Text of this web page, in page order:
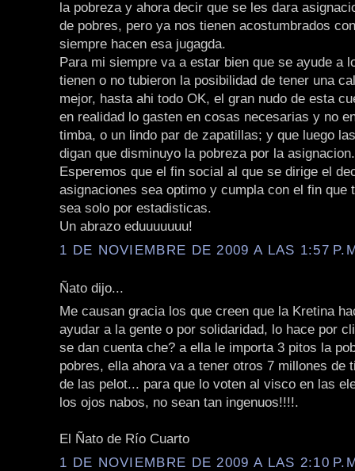
la pobreza y ahora decir que se les dara
de pobres, pero ya nos tienen acostumbrados
siempre hacen esa jugagda.
Para mi siempre va a estar bien que se ayude a
tienen o no tubieron la posibilidad de tener una
mejor, hasta ahi todo OK, el gran nudo de esta
en realidad lo gasten en cosas necesarias y no
timba, o un lindo par de zapatillas; y que luego
digan que disminuyo la pobreza por la asignacion.
Esperemos que el fin social al que se dirige el
asignaciones sea optimo y cumpla con el fin que
sea solo por estadisticas.
Un abrazo eduuuuuuu!
1 DE NOVIEMBRE DE 2009 A LAS 1:57
Ñato dijo...
Me causan gracia los que creen que la Kretina
ayudar a la gente o por solidaridad, lo hace por
se dan cuenta che? a ella le importa 3 pitos la
pobres, ella ahora va a tener otros 7 millones de
de las pelot... para que lo voten al visco en las
los ojos nabos, no sean tan ingenuos!!!!.
El Ñato de Río Cuarto
1 DE NOVIEMBRE DE 2009 A LAS 2:10